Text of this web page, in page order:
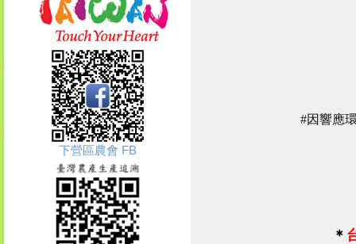
下營區農會 FB
#因響應
＊